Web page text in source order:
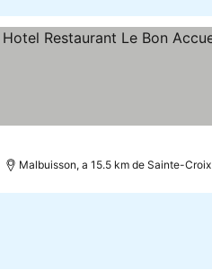
Malbuisson, a 15.5 km de Sainte-Croix